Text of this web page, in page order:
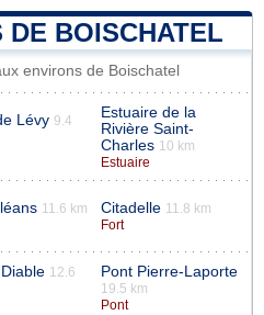
DE BOISCHATEL
environs de Boischatel
Lévy 9.4
Estuaire de la
Rivière Saint-
Charles 10 km
Estuaire
11.6 km
Citadelle 11.8 km
Fort
12.6
Pont Pierre-Laporte
19.5 km
Pont